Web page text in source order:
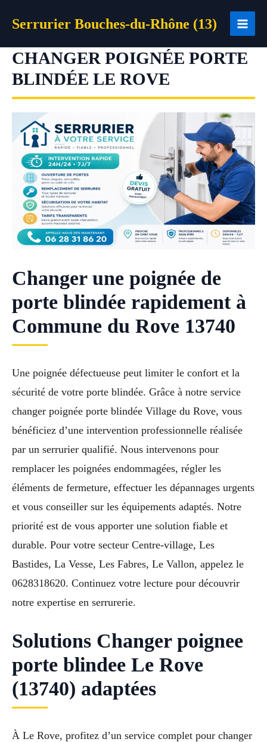
Serrurier Bouches-du-Rhône (13)
CHANGER POIGNÉE PORTE
BLINDÉE LE ROVE
Changer une poignée de
porte blindée rapidement à
Commune du Rove 13740
Une poignée défectueuse peut limiter le confort et la
sécurité de votre porte blindée. Grâce à notre service
changer poignée porte blindée Village du Rove, vous
bénéficiez d’une intervention professionnelle réalisée
par un serrurier qualifié. Nous intervenons pour
remplacer les poignées endommagées, régler les
éléments de fermeture, effectuer les dépannages urgents
et vous conseiller sur les équipements adaptés. Notre
priorité est de vous apporter une solution fiable et
durable. Pour votre secteur Centre-village, Les
Bastides, La Vesse, Les Fabres, Le Vallon, appelez le
0628318620. Continuez votre lecture pour découvrir
notre expertise en serrurerie.
Solutions Changer poignee
porte blindee Le Rove
(13740) adaptées
À Le Rove, profitez d’un service complet pour changer